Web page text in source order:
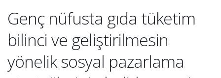
Genç nüfusta gıda tüketim
bilinci ve geliştirilmesin
yönelik sosyal pazarlama